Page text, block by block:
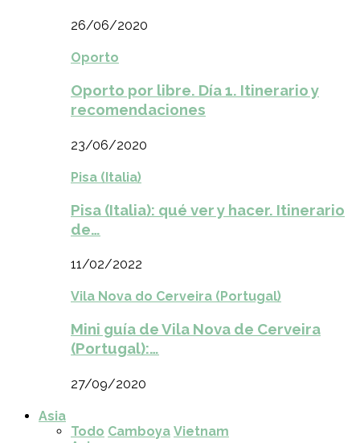
26/06/2020
Oporto
Oporto por libre. Día 1. Itinerario y
recomendaciones
23/06/2020
Pisa (Italia)
Pisa (Italia): qué ver y hacer. Itinerario
de…
11/02/2022
Vila Nova do Cerveira (Portugal)
Mini guía de Vila Nova de Cerveira
(Portugal):…
27/09/2020
Asia
Todo Camboya Vietnam